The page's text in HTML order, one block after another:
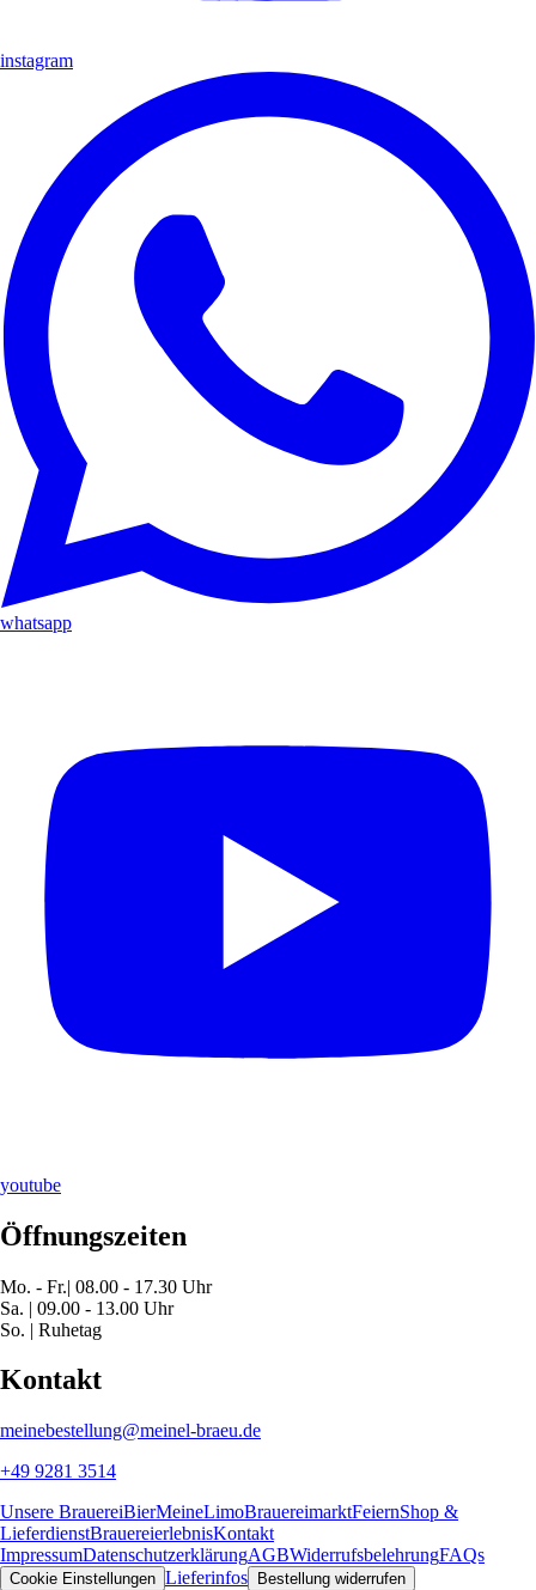
instagram
whatsapp
youtube
Öffnungszeiten
Mo. - Fr.| 08.00 - 17.30 Uhr
Sa. | 09.00 - 13.00 Uhr
So. | Ruhetag
Kontakt
meinebestellung@meinel-braeu.de
+49 9281 3514
Unsere BrauereiBierMeineLimoBrauereimarktFeiernShop &
LieferdienstBrauereierlebnisKontakt
ImpressumDatenschutzerklärungAGBWiderrufsbelehrungFAQs
Cookie Einstellungen Lieferinfos Bestellung widerrufen